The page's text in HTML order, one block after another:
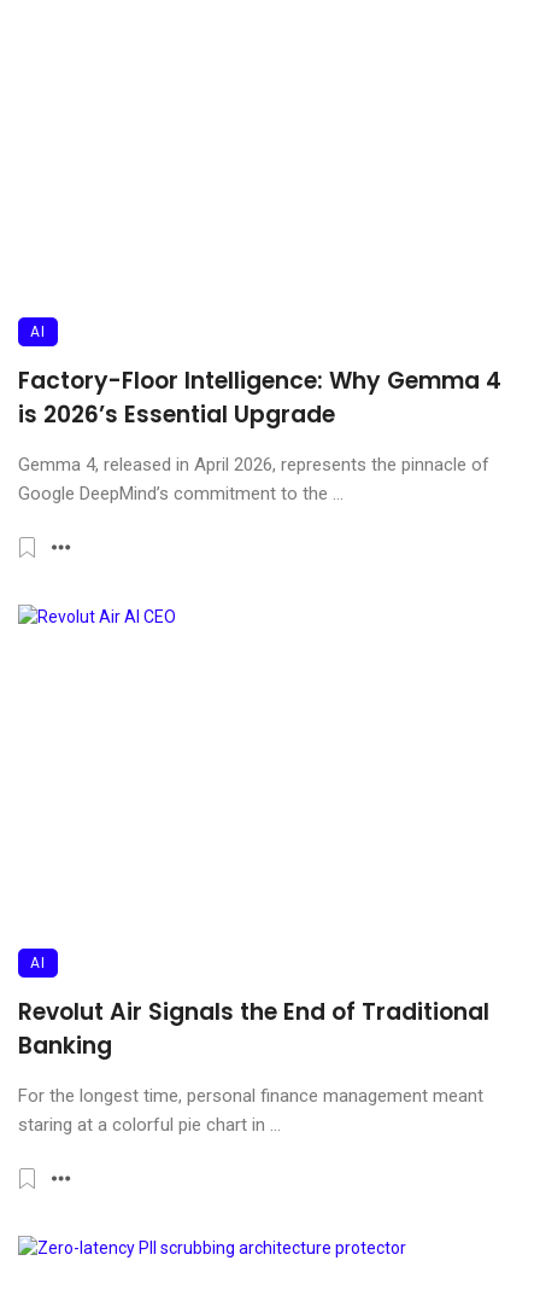
AI
Factory-Floor Intelligence: Why Gemma 4
is 2026’s Essential Upgrade
Gemma 4, released in April 2026, represents the pinnacle of
Google DeepMind’s commitment to the ...
AI
Revolut Air Signals the End of Traditional
Banking
For the longest time, personal finance management meant
staring at a colorful pie chart in ...